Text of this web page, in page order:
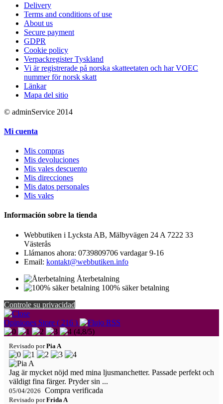
Delivery
Terms and conditions of use
About us
Secure payment
GDPR
Cookie policy
Verpackregister Tyskland
Vi är registrerade på norska skatteetaten och har VOEC
nummer för norsk skatt
Länkar
Mapa del sitio
© adminService 2014
Mi cuenta
Mis compras
Mis devoluciones
Mis vales descuento
Mis direcciones
Mis datos personales
Mis vales
Información sobre la tienda
Webbutiken i Lycksta AB, Mälbyvägen 24 A 7222 33
Västerås
Llámanos ahora: 0739809706 vardagar 9-16
Email: kontakt@webbutiken.info
Återbetalning
100% säker betalning
Controle su privacidad
Opiniones Store ( 216 )
(4,8/5)
Revisado porPia A
Jag är mycket nöjd med mina ljusmanchetter. Passade perfekt och
väldigt fina färger. Pryder sin ...
05/04/2026 Compra verificada
Revisado porFrida A